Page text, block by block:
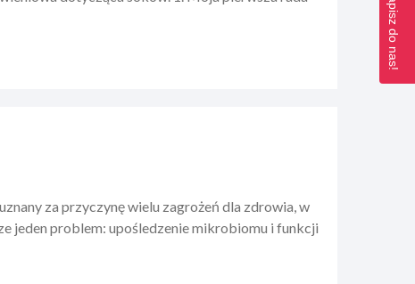
za przyczynę wielu zagrożeń dla zdrowia, w
jeden problem: upośledzenie mikrobiomu i funkcji
Napisz do nas!